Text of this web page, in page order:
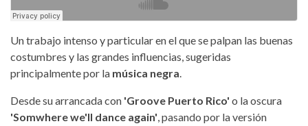
Un trabajo intenso y particular en el que se palpan las buenas
costumbres y las grandes influencias, sugeridas
principalmente por la música negra
Desde su arrancada con 'Groove Puerto Rico' o la oscura
'Somwhere we'll dance again' , pasando por la versión